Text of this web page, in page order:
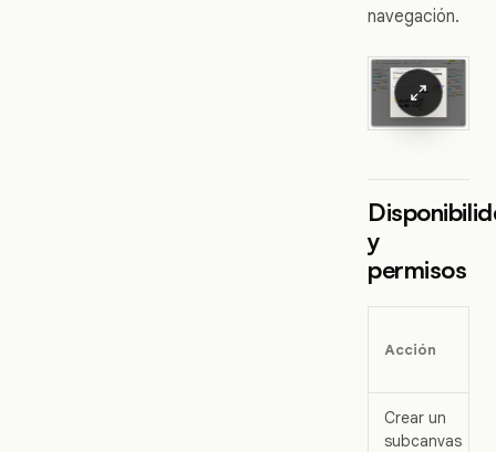
navegación.
y
permisos
Acción
Crear un
subcanvas